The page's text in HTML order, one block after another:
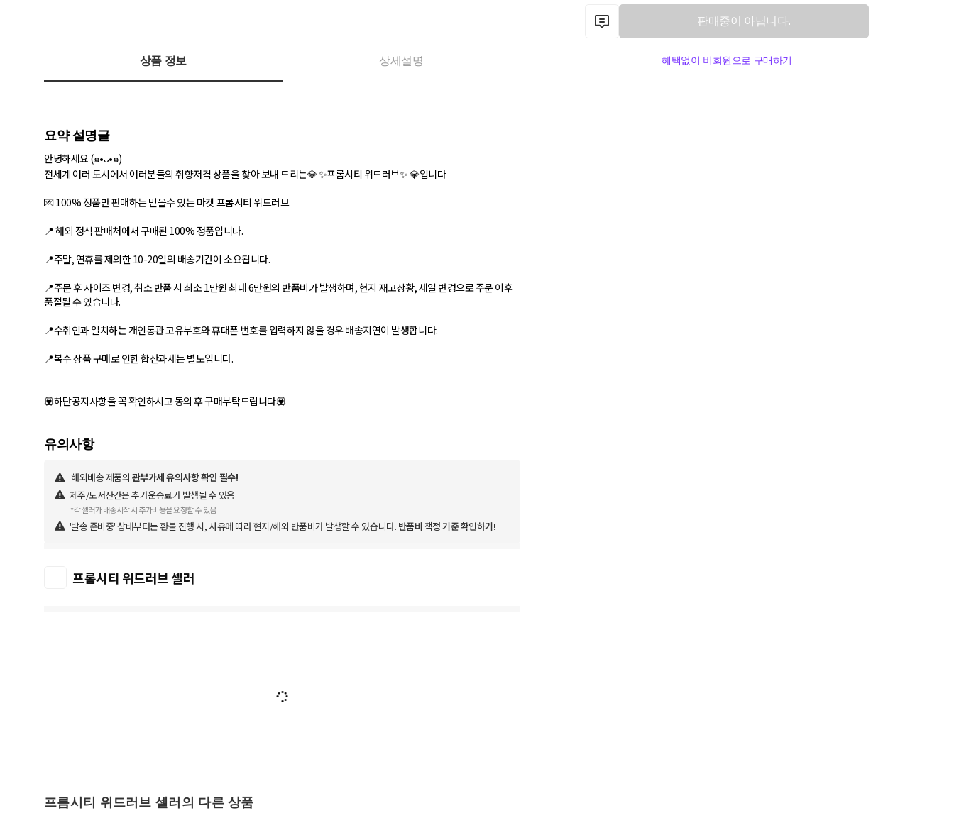
판매중이 아닙니다.
혜택없이 비회원으로 구매하기
상품 정보 상세설명
요약 설명글
안녕하세요 (๑•ᴗ•๑)
전세계 여러 도시에서 여러분들의 취향저격 상품을 찾아 보내 드리는💎 ✨프롬시티 위드러브✨ 💎입니다
💌 100% 정품만 판매하는 믿을수 있는 마켓 프롬시티 위드러브
📍 해외 정식 판매처에서 구매된 100% 정품입니다.
📍주말, 연휴를 제외한 10-20일의 배송기간이 소요됩니다.
📍주문 후 사이즈 변경, 취소 반품 시 최소 1만원 최대 6만원의 반품비가 발생하며, 현지 재고상황, 세일 변경으로 주문 이후
품절될 수 있습니다.
📍수취인과 일치하는 개인통관 고유부호와 휴대폰 번호를 입력하지 않을 경우 배송지연이 발생합니다.
📍복수 상품 구매로 인한 합산과세는 별도입니다.
유의사항
해외배송 제품의 관부가세 유의사항 확인 필수!
제주/도서산간은 추가운송료가 발생될 수 있음
*각 셀러가 배송시작 시 추가비용을 요청할 수 있음
'발송 준비중' 상태부터는 환불 진행 시, 사유에 따라 현지/해외 반품비가 발생할 수 있습니다. 반품비 책정 기준 확인하기!
프롬시티 위드러브 셀러
프롬시티 위드러브 셀러의 다른 상품